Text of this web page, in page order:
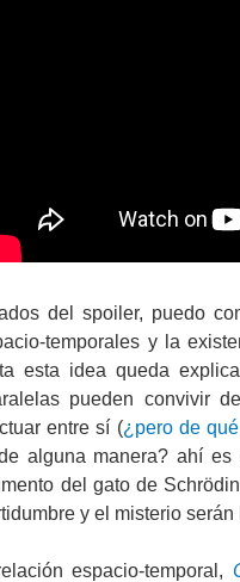
del spoiler, puedo
temporales y la
esta idea queda
pueden convivir
entre sí (¿pero de
alguna manera? ahí
del gato de
y el misterio
espacio-temporal,